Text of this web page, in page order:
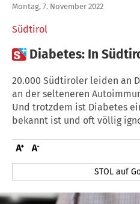
Südtirol
Montag, 7. November 2022
 Diabetes: In
20.000 Südtiroler leiden an
an der selteneren
Und trotzdem ist Diabetes
bekannt ist und oft völlig
STOL auf